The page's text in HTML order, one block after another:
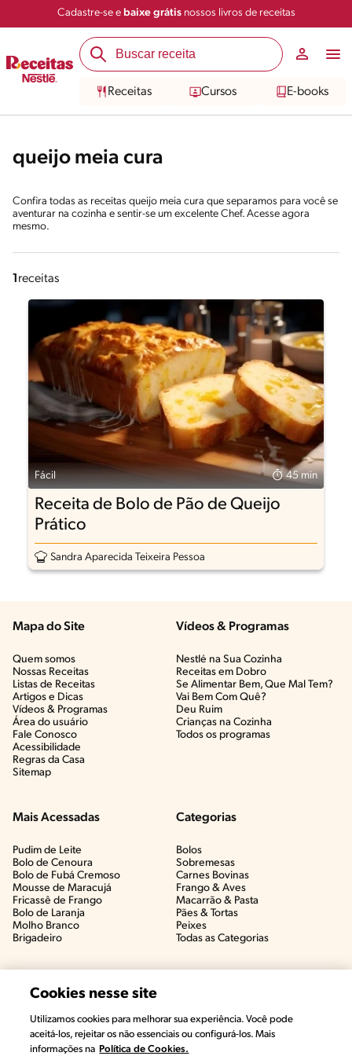
Cadastre-se e baixe grátisnossos livros de receitas
Receitas Cursos E-books
queijo meia cura
Confira todas as receitas queijo meia cura que separamos para você se
aventurar na cozinha e sentir-se um excelente Chef. Acesse agora
mesmo.
1 receitas
Fácil 45 min
Receita de Bolo de Pão de Queijo
Prático
Sandra Aparecida Teixeira Pessoa
Mapa do Site
Quem somos
Nossas Receitas
Listas de Receitas​
Artigos e Dicas​
Vídeos & Programas​
Área do usuário
Fale Conosco
Acessibilidade
Regras da Casa
Sitemap
Vídeos & Programas​
Nestlé na Sua Cozinha
Receitas em Dobro
Se Alimentar Bem, Que Mal Tem?​
Vai Bem Com Quê?​
Deu Ruim​
Crianças na Cozinha​
Todos os programas
Mais Acessadas
Pudim de Leite
Bolo de Cenoura
Bolo de Fubá Cremoso
Mousse de Maracujá
Fricassê de Frango
Bolo de Laranja
Molho Branco
Brigadeiro
Categorias
Bolos
Sobremesas
Carnes Bovinas​
Frango & Aves​
Macarrão & Pasta​
Pães & Tortas​
Peixes
Todas as Categorias
Cookies nesse site
Utilizamos cookies para melhorar sua experiência. Você pode
aceitá-los, rejeitar os não essenciais ou configurá-los. Mais
informações na Política de Cookies.